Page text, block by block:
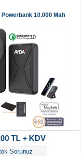
10.000 Mah
TL + KDV
Sorunuz